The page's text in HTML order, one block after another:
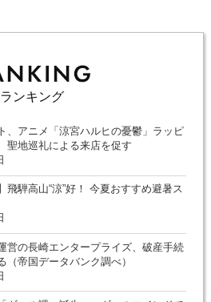
ランキング
、アニメ「涼宮ハルヒの憂鬱」ラッピ
地巡礼による来店を促す
飛騨高山“涼”好！ 今夏おすすめ避暑ス
営の長崎エンタープライズ、破産手続
（帝国データバンク調べ）